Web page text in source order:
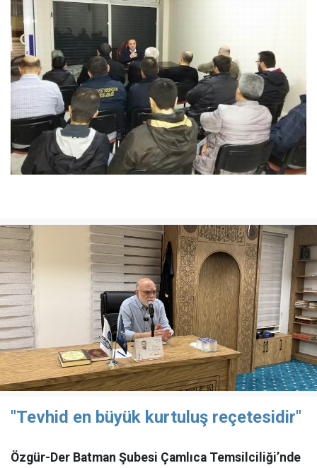
"Tevhid en büyük kurtuluş reçetesidir"
Özgür-Der Batman Şubesi Çamlıca Temsilciliği’nde